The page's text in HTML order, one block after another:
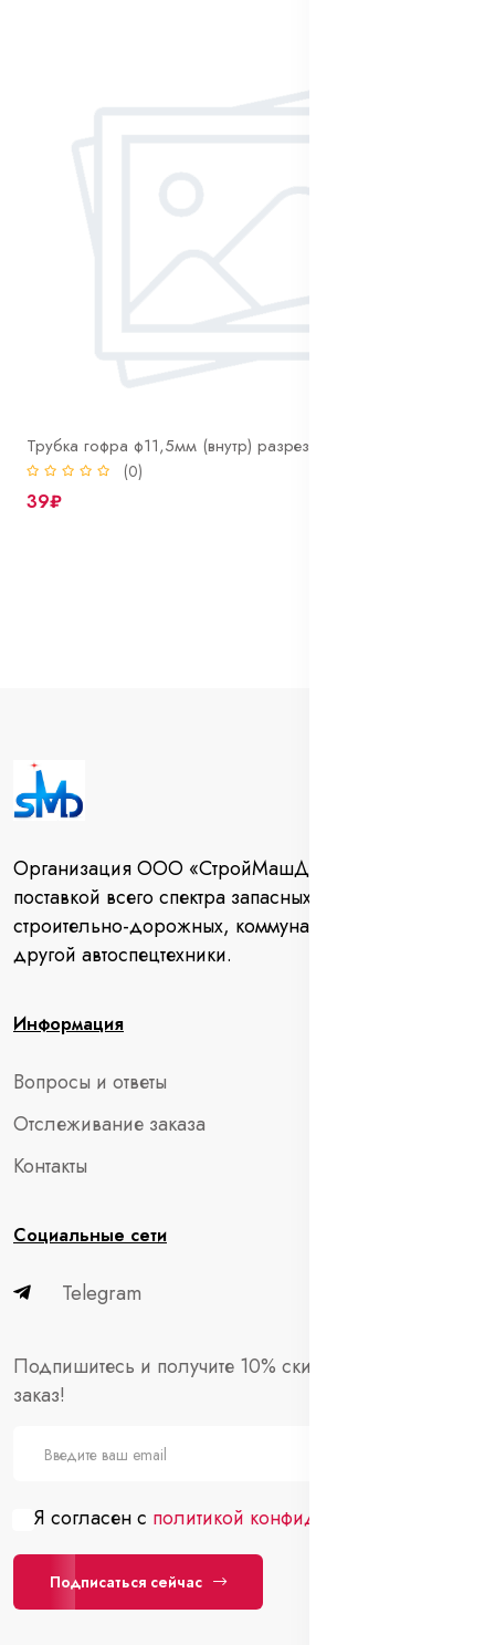
Трубка гофра ф11,5мм (внутр) разрезная
(0)
39₽
Организация ООО «СтройМашДеталь» занимается
поставкой всего спектра запасных частей для
строительно-дорожных, коммунальных машин и
другой автоспецтехники.
Информация
Вопросы и ответы
Отслеживание заказа
Контакты
Социальные сети
Telegram
Подпишитесь и получите 10% скидки на первый
заказ!
Я согласен с политикой конфиденциальности
Подписаться сейчас